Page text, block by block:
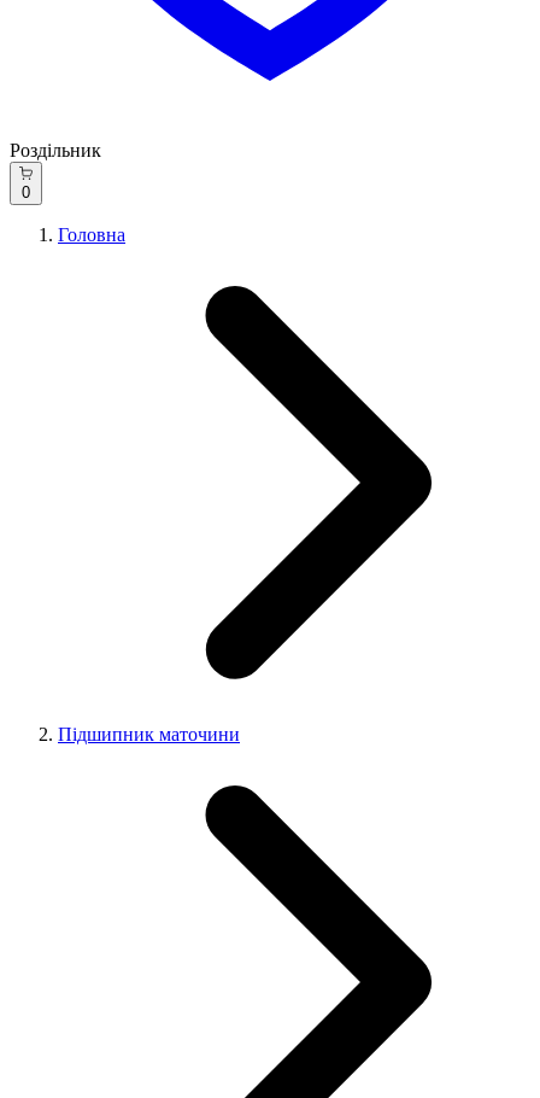
Роздільник
0
Головна
Підшипник маточини